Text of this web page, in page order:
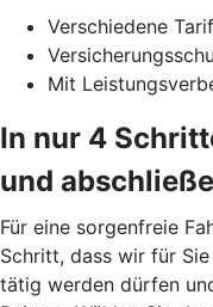
Verschiedene
Mit
In nur 4
und
Für eine sorgenfreie
Schritt, dass wir für
tätig werden dürfen